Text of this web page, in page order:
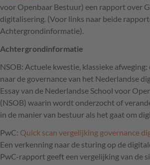
voor Openbaar Bestuur) een rapport over
digitalisering. (Voor links naar beide
Achtergrondinformatie).
Achtergrondinformatie
NSOB: Actuele kwestie, klassieke
naar de governance van het Nederlandse
Essay van de Nederlandse School voor
(NSOB) waarin wordt onderzocht of
in de manier van bestuur als het gaat om
PwC: Quick scan vergelijking governance
Een verkenning naar de sturing op de
PwC-rapport geeft een vergelijking van de